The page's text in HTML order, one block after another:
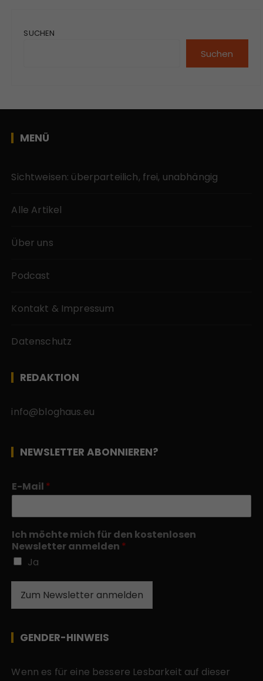
SUCHEN
Suchen
MENÜ
Sichtweisen: überparteilich, frei, unabhängig
Alle Artikel
Über uns
Podcast
Kontakt & Impressum
Datenschutz
REDAKTION
info@bloghaus.eu
NEWSLETTER ABONNIEREN?
E-Mail *
Ich möchte mich für den kostenlosen
Newsletter anmelden *
Ja
Zum Newsletter anmelden
GENDER-HINWEIS
Wenn es für eine bessere Lesbarkeit auf dieser